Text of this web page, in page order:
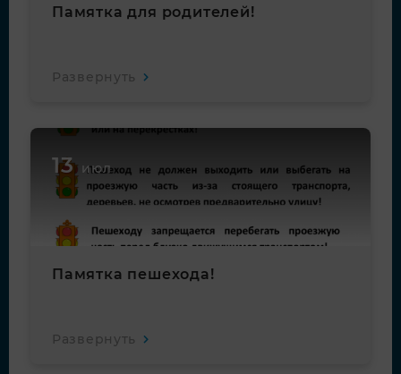
Памятка для родителей!
Развернуть
13 июл
Памятка пешехода!
Развернуть